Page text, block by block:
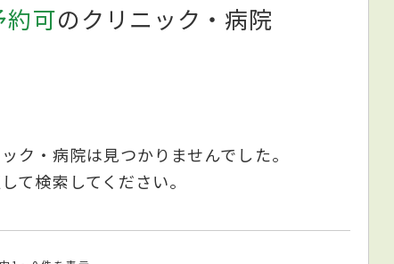
約可のクリニック・病院
ク・病院は見つかりませんでした。
て検索してください。